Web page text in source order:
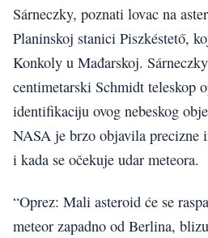
Sárneczky, poznati lovac na
Planinskoj stanici Piszkéstető,
Konkoly u Mađarskoj.
centimetarski Schmidt teleskop
identifikaciju ovog nebeskog
NASA je brzo objavila precizne
i kada se očekuje udar meteora.
“Oprez: Mali asteroid će se
meteor zapadno od Berlina,